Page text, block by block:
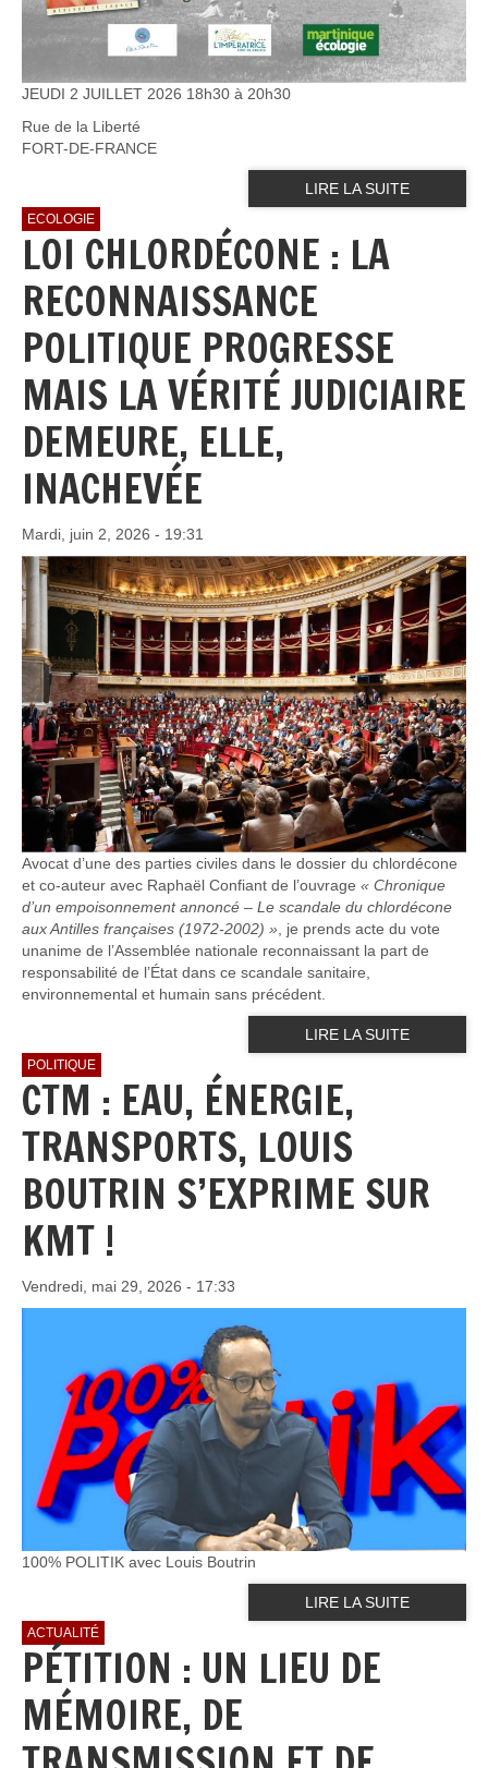
JEUDI 2 JUILLET 2026 18h30 à 20h30
Rue de la Liberté
FORT-DE-FRANCE
LIRE LA SUITE
ECOLOGIE
LOI CHLORDÉCONE : LA
RECONNAISSANCE
POLITIQUE PROGRESSE
MAIS LA VÉRITÉ JUDICIAIRE
DEMEURE, ELLE,
INACHEVÉE
Mardi, juin 2, 2026 - 19:31
Avocat d’une des parties civiles dans le dossier du chlordécone
et co-auteur avec Raphaël Confiant de l’ouvrage « Chronique
d’un empoisonnement annoncé – Le scandale du chlordécone
aux Antilles françaises (1972-2002) » , je prends acte du vote
unanime de l’Assemblée nationale reconnaissant la part de
responsabilité de l’État dans ce scandale sanitaire,
environnemental et humain sans précédent.
LIRE LA SUITE
POLITIQUE
CTM : EAU, ÉNERGIE,
TRANSPORTS, LOUIS
BOUTRIN S’EXPRIME SUR
KMT !
Vendredi, mai 29, 2026 - 17:33
100% POLITIK avec Louis Boutrin
LIRE LA SUITE
ACTUALITÉ
PÉTITION : UN LIEU DE
MÉMOIRE, DE